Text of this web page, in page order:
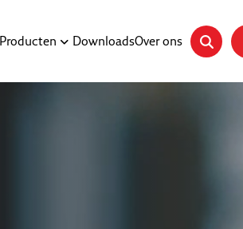
Producten DownloadsOver ons